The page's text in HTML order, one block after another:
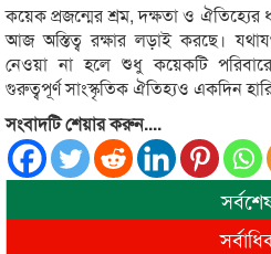
কয়েক প্রজন্মের শ্রম, দক্ষতা ও
আজ অস্তিত্ব রক্ষার লড়াই করছে।
নেওয়া না হলে শুধু কয়েকটি
গুরুত্বপূর্ণ সাংস্কৃতিক ঐতিহ্যও একদিন
সংবাদটি শেয়ার করুন....